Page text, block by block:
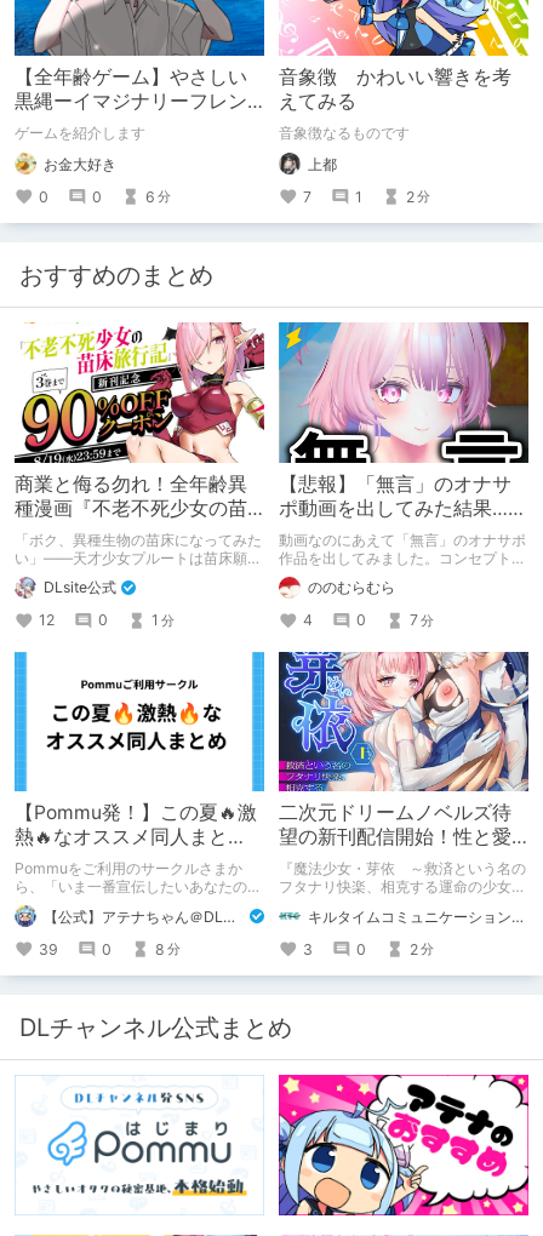
【全年齢ゲーム】やさしい
黒縄ーイマジナリーフレン
ドの「彼」と過ごすおぼん
やすみー
ゲームを紹介します
お金大好き
0
0 6 分
音象徴 かわいい響きを考
えてみる
音象徴なるものです
上都
7
1 2分
おすすめのまとめ
商業と侮る勿れ！全年齢異
種漫画『不老不死少女の苗
床旅行記』新刊記念1～3巻
90%オフクーポン配布中✨
「ボク、異種生物の苗床になってみた
い」――天才少女プルートは苗床願望
を叶えるため、不老不死の体を手に入
れた！ 話題沸騰の全年齢苗床コミッ
クスの新刊が発売開始！ それを記念
して1～3巻まで90%OFFクーポン配
布いたします！ まだ本作品未体験の
皆さん、多分お好きです。ぜひお試し
ください。
DLsite公式
12
0 1 分
【悲報】「無言」のオナサ
ポ動画を出してみた結果……
動画なのにあえて「無言」のオナサポ
作品を出してみました。コンセプト通
りのものは作れたのですが、肝心の売
上がね……
ののむらむら
4
0 7分
【Pommu発！】この夏🔥激
熱🔥なオススメ同人まと
め！ その1
Pommuをご利用のサークルさまか
ら、「いま一番宣伝したいあなたの
DLsite作品」を募りました！ この夏
🔥激熱🔥な作品ばかり！あなたがまだ
出会っていない、運命の作品が見つか
るかも！
【公式】アテナちゃん＠DLチャンネル
39
0 8 分
二次元ドリームノベルズ待
望の新刊配信開始！性と愛
が渦巻く、ファンタジー官
能小説開幕！
『魔法少女・芽依 ～救済という名の
フタナリ快楽、相克する運命の少女た
ト：鳩春 一気に上・下巻が同時配
信！
キルタイムコミュニケーション（KTC）の作品を一人でも多くの人に知ってほしい人
3
0 2分
DLチャンネル公式まとめ